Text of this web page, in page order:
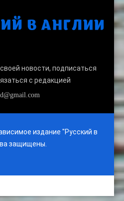
новости, подписаться
с редакцией
издание "Русский в
защищены.